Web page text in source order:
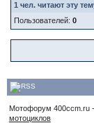
1 чел. читают эту
Пользователей: 0
Мотофорум 400ccm.ru -
мотоциклов